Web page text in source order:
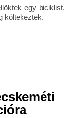
egy biciklist,
költekeztek.